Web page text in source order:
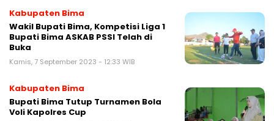
Kabupaten Bima
Wakil Bupati Bima, Kompetisi Liga 1
Bupati Bima ASKAB PSSI Telah di
Buka
Kamis, 7 September 2023 - 12:33 WIB
Kabupaten Bima
Bupati Bima Tutup Turnamen Bola
Voli Kapolres Cup